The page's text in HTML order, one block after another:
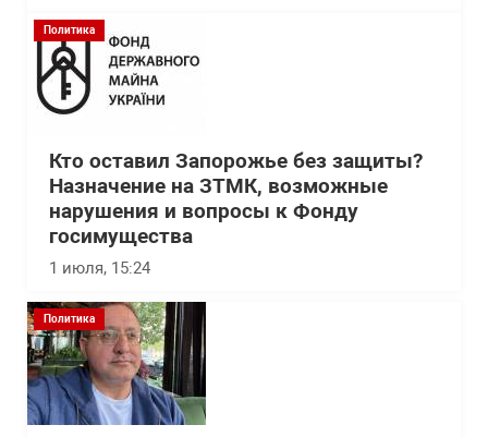
Политика
Кто оставил Запорожье без защиты?
Назначение на ЗТМК, возможные
нарушения и вопросы к Фонду
госимущества
1 июля, 15:24
Политика